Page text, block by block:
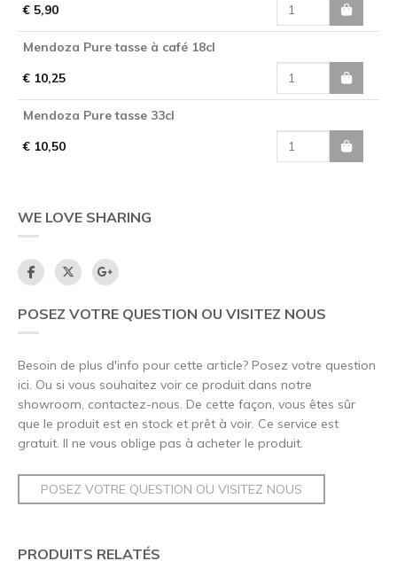
€ 5,90
Mendoza Pure tasse à café 18cl
€ 10,25
Mendoza Pure tasse 33cl
€ 10,50
WE LOVE SHARING
POSEZ VOTRE QUESTION OU VISITEZ NOUS
Besoin de plus d'info pour cette article? Posez votre question
ici. Ou si vous souhaitez voir ce produit dans notre
showroom, contactez-nous. De cette façon, vous êtes sûr
que le produit est en stock et prêt à voir. Ce service est
gratuit. Il ne vous oblige pas à acheter le produit.
POSEZ VOTRE QUESTION OU VISITEZ NOUS
PRODUITS RELATÉS